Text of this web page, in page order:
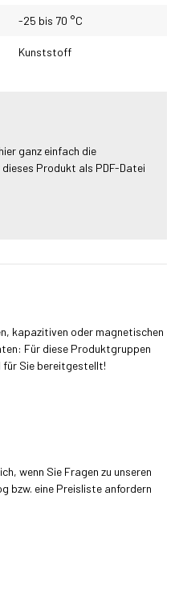
-25 bis 70 °C
Kunststoff
ganz einfach die
Produkt als PDF-Datei
kapazitiven oder magnetischen
Für diese Produktgruppen
für Sie bereitgestellt!
wenn Sie Fragen zu unseren
bzw. eine Preisliste anfordern